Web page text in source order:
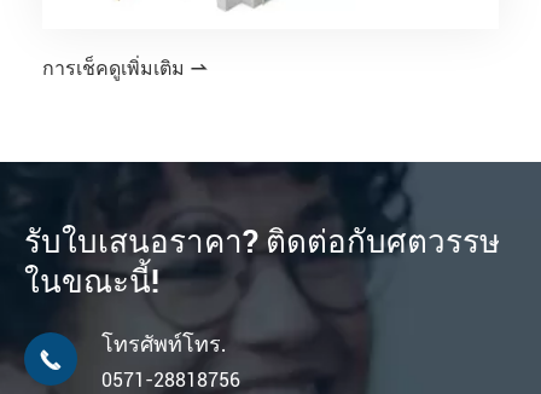
การเช็คดูเพิ่มเติม 
รับใบเสนอราคา? ติดต่อกับศตวรรษ
ในขณะนี้!

โทรศัพท์โทร.
0571-28818756